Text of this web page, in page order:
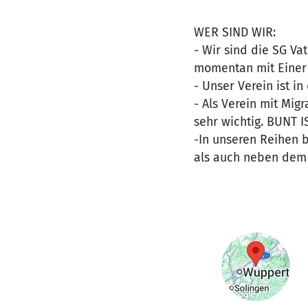
WER SIND WIR:
- Wir sind die SG
momentan mit
- Unser Verein ist
- Als Verein mit
sehr wichtig. BUNT
-In unseren Reihen
als auch neben